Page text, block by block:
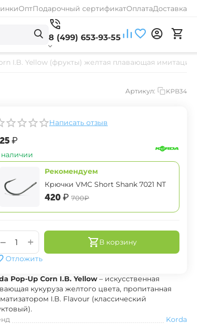
ОптПодарочный сертификатОплатаДоставка
8 (499) 653-93-55
I.B. Yellow (фрукты) желтая плавающая
Артикул: KPB34
Написать отзыв
₽
Рекомендуем
Крючки VMC Short Shank 7021 NT
‍420‍₽ ‍700‍₽
+
−
В корзину
Отложить
Pop-Up Corn I.B. Yellow – искусственная
кукуруза желтого цвета, пропитанная
I.B. Flavour (классический
Korda